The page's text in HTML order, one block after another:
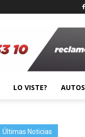
LO VISTE? AUTOS
Últimas Noticias